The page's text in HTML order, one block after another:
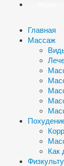
Главная
Массаж
Как